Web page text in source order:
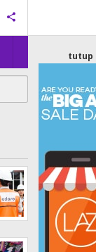
tutup